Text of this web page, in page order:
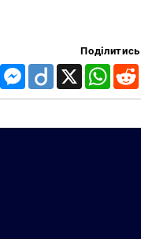
Поділитись
TelegramMessenger
Diigo X